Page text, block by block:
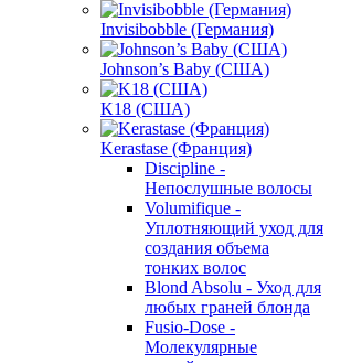
Invisibobble (Германия)
Johnson’s Baby (США)
K18 (США)
Kerastase (Франция)
Discipline -
Непослушные волосы
Volumifique -
Уплотняющий уход для
создания объема
тонких волос
Blond Absolu - Уход для
любых граней блонда
Fusio-Dose -
Молекулярные